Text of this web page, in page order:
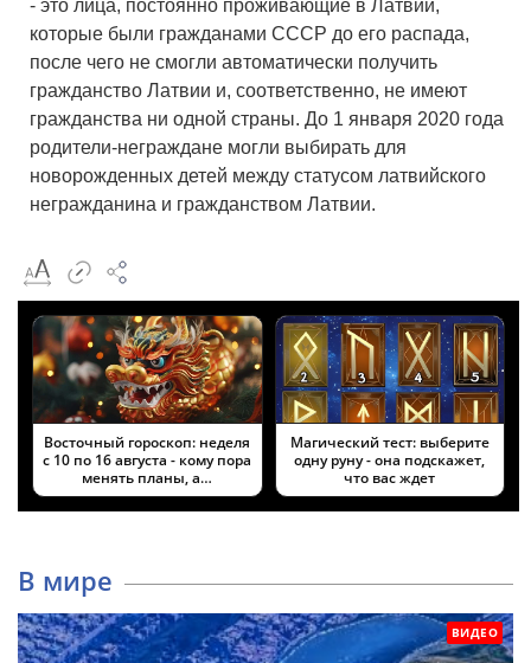
- это лица, постоянно проживающие в Латвии,
которые были гражданами СССР до его распада,
после чего не смогли автоматически получить
гражданство Латвии и, соответственно, не имеют
гражданства ни одной страны. До 1 января 2020 года
родители-неграждане могли выбирать для
новорожденных детей между статусом латвийского
негражданина и гражданством Латвии.
Восточный гороскоп: неделя
с 10 по 16 августа - кому пора
менять планы, а…
Магический тест: выберите
одну руну - она подскажет,
что вас ждет
В мире
ВИДЕО